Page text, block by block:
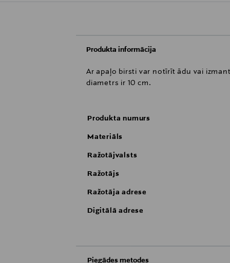
Produkta informācija
Ar apaļo birsti var notīrīt ādu vai
diametrs ir 10 cm.
Produkta numurs
Materiāls
Ražotājvalsts
Ražotājs
Ražotāja adrese
Digitālā adrese
Piegādes metodes